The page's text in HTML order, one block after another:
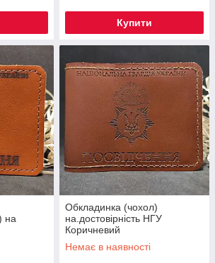
Купити
на
Обкладинка (чохол)
на.достовірність НГУ
Коричневий
Немає в наявності